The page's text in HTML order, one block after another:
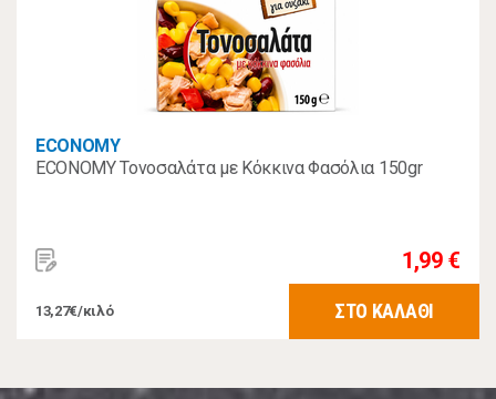
ECONOMY
ΕCONOMY Τονοσαλάτα με Κόκκινα Φασόλια 150gr
1,99 €
13,27€/κιλό ΣΤΟ ΚΑΛΑΘΙ